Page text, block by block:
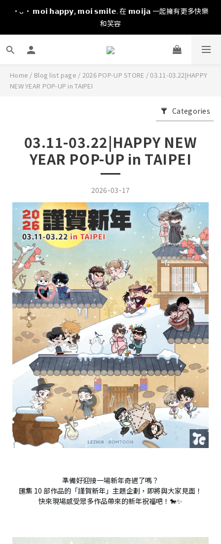
·ᴗ· 𝗺𝗼𝗶 𝗵𝗮𝗽𝗽𝘆, 𝗺𝗼𝗶 𝘀𝗺𝗶𝗹𝗲. 在 𝗺𝗼𝗶𝗷𝗮 一起擁有更多快樂
和笑容
Home / Blog list page / 2026 POP-UP STORE /03.11-03.22|HAPPY
NEW YEAR POP-UP in TAIPEI
Categories
03.11-03.22|HAPPY NEW
YEAR POP-UP in TAIPEI
2026-03-17
準備好迎接一場新年奇遇了嗎？
匯集 10 部作品的「謹賀新年」主題企劃，即將與大家見面！
快來現場感受眾多作品帶來的新年祝福吧！🐎✨